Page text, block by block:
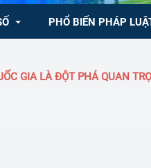
PHỔ BIẾN PHÁP
LÀ ĐỘT PHÁ QUAN TRỌNG